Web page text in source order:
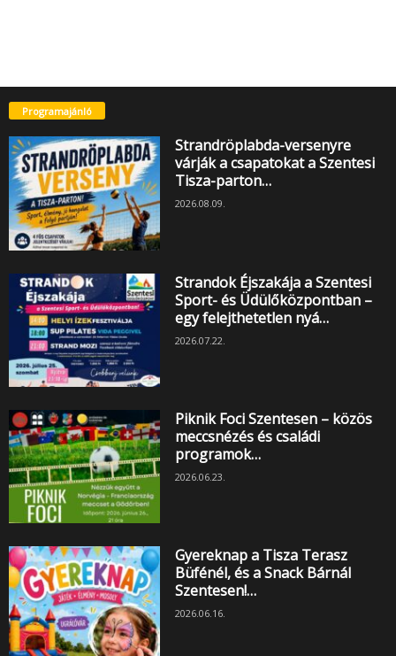
Programajánló
Strandröplabda-versenyre
várják a csapatokat a Szentesi
Tisza-parton…
2026.08.09.
Strandok Éjszakája a Szentesi
Sport- és Üdülőközpontban –
egy felejthetetlen nyá…
2026.07.22.
Piknik Foci Szentesen – közös
meccsnézés és családi
programok…
2026.06.23.
Gyereknap a Tisza Terasz
Büfénél, és a Snack Bárnál
Szentesen!…
2026.06.16.